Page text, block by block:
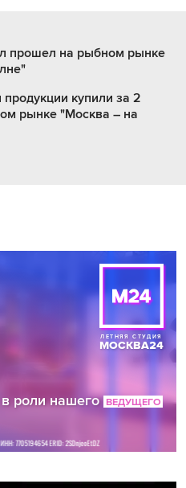
прошел на рыбном рынке
купили за 2
рынке "Москва – на